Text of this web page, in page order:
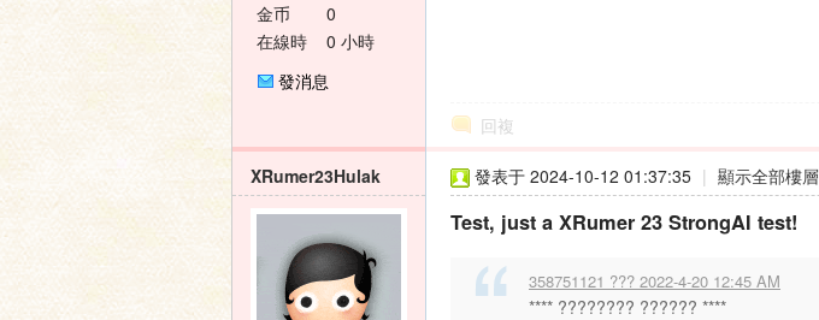
金币
0
在線時
0 小時
發消息
回複
XRumer23Hulak 發表于 2024-10-12 01:37:35 | 顯示全部樓層
Test, just a XRumer 23 StrongAI test!
358751121 ??? 2022-4-20 12:45 AM
**** ???????? ?????? ****